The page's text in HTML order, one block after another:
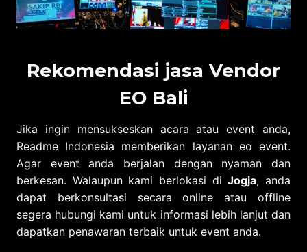
Rekomendasi jasa Vendor
EO Bali
Jika ingin mensukseskan acara atau event anda,
Readme Indonesia memberikan layanan eo event.
Agar event anda berjalan dengan nyaman dan
berkesan. Walaupun kami berlokasi diJogja, anda
dapat berkonsultasi secara online atau offline
segera hubungi kami untuk informasi lebih lanjut dan
dapatkan penawaran terbaik untuk event anda.